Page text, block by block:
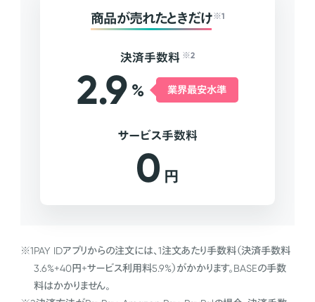
商品が売れたときだけ ※1
決済手数料 ※2
2.9 % 業界最安水準
サービス手数料
0 円
※1PAY IDアプリからの注文には、1注文あたり手数料（決済手数料
3.6%+40円+サービス利用料5.9%）がかかります。BASEの手数
料はかかりません。